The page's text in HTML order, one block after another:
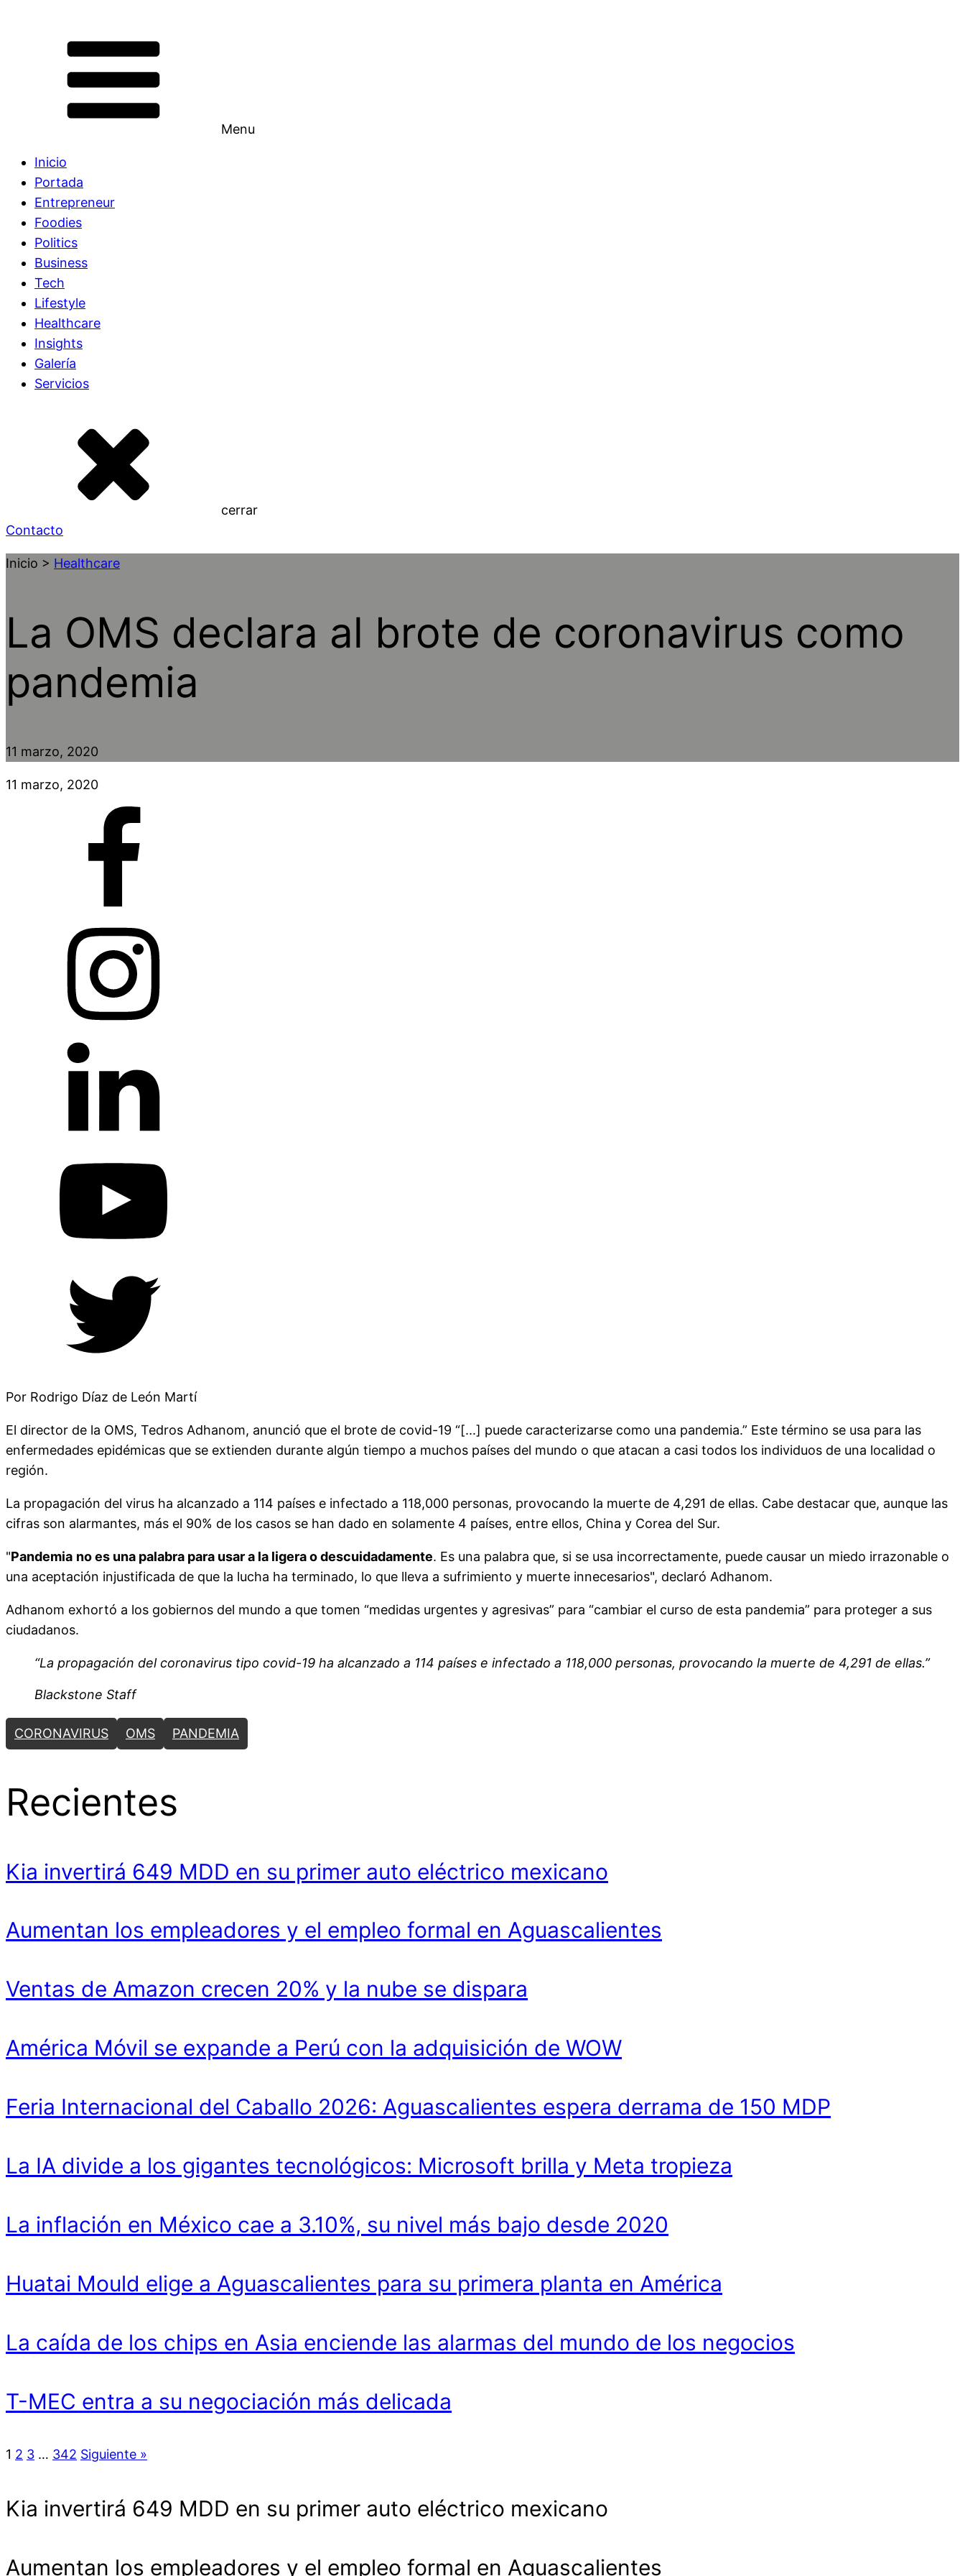
Menu
Inicio
Portada
Entrepreneur
Foodies
Politics
Business
Tech
Lifestyle
Healthcare
Insights
Galería
Servicios
cerrar
Contacto
Inicio > Healthcare
La OMS declara al brote de coronavirus como
pandemia
11 marzo, 2020
11 marzo, 2020
Por Rodrigo Díaz de León Martí
El director de la OMS, Tedros Adhanom, anunció que el brote de covid-19 “[...] puede caracterizarse como una pandemia.” Este término se usa para las
enfermedades epidémicas que se extienden durante algún tiempo a muchos países del mundo o que atacan a casi todos los individuos de una localidad o
región.
La propagación del virus ha alcanzado a 114 países e infectado a 118,000 personas, provocando la muerte de 4,291 de ellas. Cabe destacar que, aunque las
cifras son alarmantes, más el 90% de los casos se han dado en solamente 4 países, entre ellos, China y Corea del Sur.
"Pandemia no es una palabra para usar a la ligera o descuidadamente. Es una palabra que, si se usa incorrectamente, puede causar un miedo irrazonable o
una aceptación injustificada de que la lucha ha terminado, lo que lleva a sufrimiento y muerte innecesarios", declaró Adhanom.
Adhanom exhortó a los gobiernos del mundo a que tomen “medidas urgentes y agresivas” para “cambiar el curso de esta pandemia” para proteger a sus
ciudadanos.
“La propagación del coronavirus tipo covid-19 ha alcanzado a 114 países e infectado a 118,000 personas, provocando la muerte de 4,291 de ellas.”
Blackstone Staff
CORONAVIRUS OMS PANDEMIA
Recientes
Kia invertirá 649 MDD en su primer auto eléctrico mexicano
Aumentan los empleadores y el empleo formal en Aguascalientes
Ventas de Amazon crecen 20% y la nube se dispara
América Móvil se expande a Perú con la adquisición de WOW
Feria Internacional del Caballo 2026: Aguascalientes espera derrama de 150 MDP
La IA divide a los gigantes tecnológicos: Microsoft brilla y Meta tropieza
La inflación en México cae a 3.10%, su nivel más bajo desde 2020
Huatai Mould elige a Aguascalientes para su primera planta en América
La caída de los chips en Asia enciende las alarmas del mundo de los negocios
T-MEC entra a su negociación más delicada
1 2 3 … 342 Siguiente »
Kia invertirá 649 MDD en su primer auto eléctrico mexicano
Aumentan los empleadores y el empleo formal en Aguascalientes